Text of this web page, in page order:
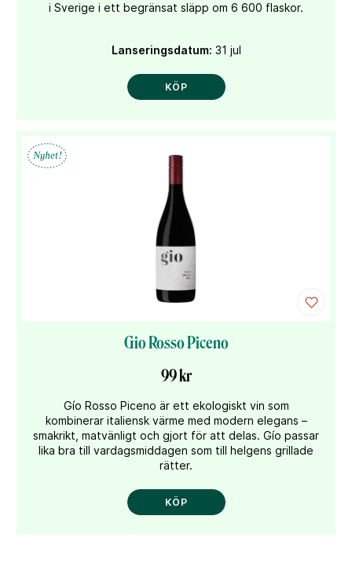
i Sverige i ett begränsat släpp om 6 600 flaskor.
Lanseringsdatum: 31 jul
KÖP
Gio Rosso Piceno
99 kr
Gío Rosso Piceno är ett ekologiskt vin som
kombinerar italiensk värme med modern elegans –
smakrikt, matvänligt och gjort för att delas. Gío passar
lika bra till vardagsmiddagen som till helgens grillade
rätter.
KÖP